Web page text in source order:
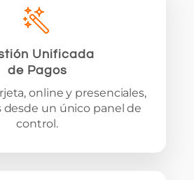
Unificada
de Pagos
online y presenciales,
desde un único panel de
control.